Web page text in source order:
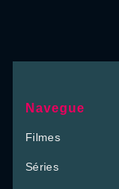
Navegue
Filmes
Séries